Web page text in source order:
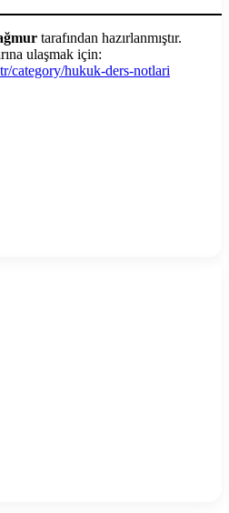
tarafından hazırlanmıştır.
ulaşmak için:
category/hukuk-ders-notlari